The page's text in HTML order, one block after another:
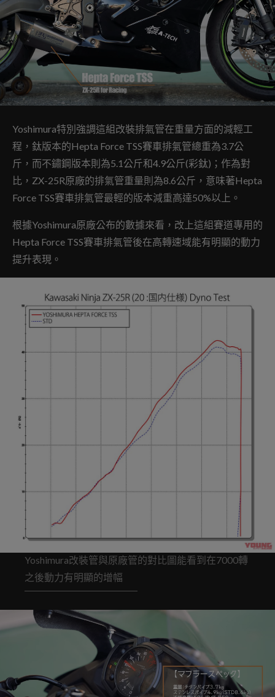
Yoshimura特別強調這組改裝排氣管在重量方面的減輕工
程，鈦版本的Hepta Force TSS賽車排氣管總重為3.7公
斤，而不鏽鋼版本則為5.1公斤和4.9公斤(彩鈦)；作為對
比，ZX-25R原廠的排氣管重量則為8.6公斤，意味著Hepta
Force TSS賽車排氣管最輕的版本減重高達50%以上。
根據Yoshimura原廠公布的數據來看，改上這組賽道專用的
Hepta Force TSS賽車排氣管後在高轉速域能有明顯的動力
提升表現。
Yoshimura改裝管與原廠管的對比圖能看到在7000轉
之後動力有明顯的增幅